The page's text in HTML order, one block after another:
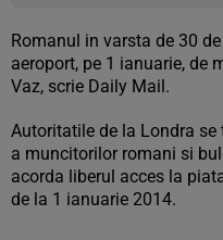
Romanul in varsta de 30
aeroport, pe 1 ianuarie, de
Vaz, scrie Daily Mail.
Autoritatile de la Londra se
a muncitorilor romani si
acorda liberul acces la
de la 1 ianuarie 2014.